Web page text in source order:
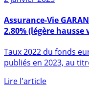
2 janvier 2023
2.80% (légère hausse
publiés en 2023, au